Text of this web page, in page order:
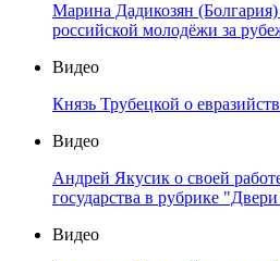
Марина Дадикозян
российской молодёжи за
Видео
Князь Трубецкой о
Видео
Андрей Якусик о своей
государства в рубрике
Видео